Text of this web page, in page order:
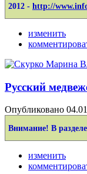
2012 - http://
изменить
Русский
Опубликовано
Внимание! В
изменить